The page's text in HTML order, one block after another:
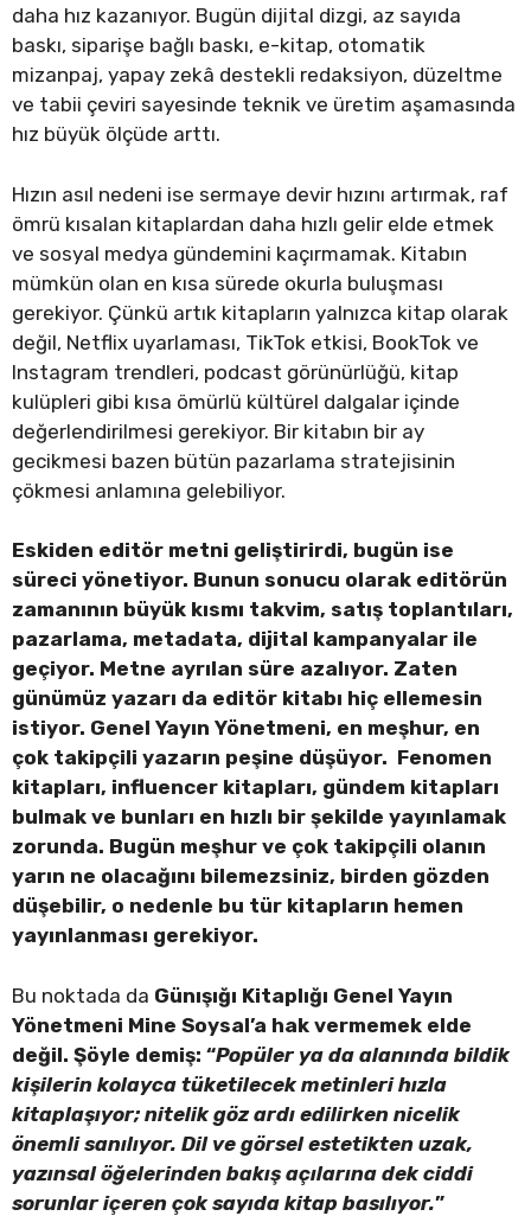
daha hız kazanıyor. Bugün dijital dizgi, az sayıda
baskı, siparişe bağlı baskı, e-kitap, otomatik
mizanpaj, yapay zekâ destekli redaksiyon, düzeltme
ve tabii çeviri sayesinde teknik ve üretim aşamasında
hız büyük ölçüde arttı.
Hızın asıl nedeni ise sermaye devir hızını artırmak, raf
ömrü kısalan kitaplardan daha hızlı gelir elde etmek
ve sosyal medya gündemini kaçırmamak. Kitabın
mümkün olan en kısa sürede okurla buluşması
gerekiyor. Çünkü artık kitapların yalnızca kitap olarak
değil, Netflix uyarlaması, TikTok etkisi, BookTok ve
Instagram trendleri, podcast görünürlüğü, kitap
kulüpleri gibi kısa ömürlü kültürel dalgalar içinde
değerlendirilmesi gerekiyor. Bir kitabın bir ay
gecikmesi bazen bütün pazarlama stratejisinin
çökmesi anlamına gelebiliyor.
Eskiden editör metni geliştirirdi, bugün ise
süreci yönetiyor. Bunun sonucu olarak editörün
zamanının büyük kısmı takvim, satış toplantıları,
pazarlama, metadata, dijital kampanyalar ile
geçiyor. Metne ayrılan süre azalıyor. Zaten
günümüz yazarı da editör kitabı hiç ellemesin
istiyor. Genel Yayın Yönetmeni, en meşhur, en
çok takipçili yazarın peşine düşüyor. Fenomen
kitapları, influencer kitapları, gündem kitapları
bulmak ve bunları en hızlı bir şekilde yayınlamak
zorunda. Bugün meşhur ve çok takipçili olanın
yarın ne olacağını bilemezsiniz, birden gözden
düşebilir, o nedenle bu tür kitapların hemen
yayınlanması gerekiyor.
Bu noktada da Günışığı Kitaplığı Genel Yayın
Yönetmeni Mine Soysal’a hak vermemek elde
değil. Şöyle demiş: “Popüler ya da alanında bildik
kişilerin kolayca tüketilecek metinleri hızla
kitaplaşıyor; nitelik göz ardı edilirken nicelik
önemli sanılıyor. Dil ve görsel estetikten uzak,
yazınsal öğelerinden bakış açılarına dek ciddi
sorunlar içeren çok sayıda kitap basılıyor.”